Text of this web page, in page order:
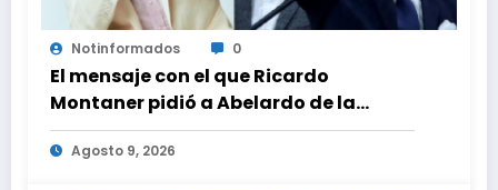
Notinformados 0
El mensaje con el que Ricardo
Montaner pidió a Abelardo de la
Espriella ayudar a Venezuela
Agosto 9, 2026